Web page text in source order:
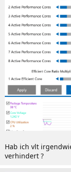
Hab ich vlt
verhindert ?